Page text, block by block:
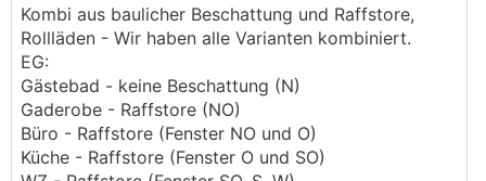
Kombi aus baulicher Beschattung und Raffstore,
Rollläden - Wir haben alle Varianten kombiniert.
EG:
Gästebad - keine Beschattung (N)
Gaderobe - Raffstore (NO)
Büro - Raffstore (Fenster NO und O)
Küche - Raffstore (Fenster O und SO)